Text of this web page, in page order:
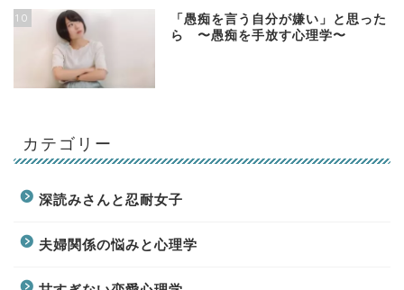
10
「愚痴を言う自分が嫌い」と思った
ら 〜愚痴を手放す心理学〜
カテゴリー
深読みさんと忍耐女子
夫婦関係の悩みと心理学